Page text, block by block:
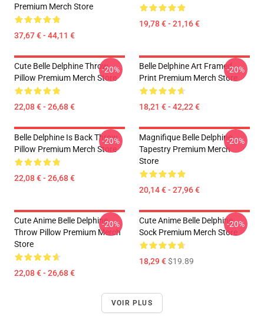
Premium Merch Store
37,67 € - 44,11 €
19,78 € - 21,16 €
Cute Belle Delphine Throw
Pillow Premium Merch Store
22,08 € - 26,68 €
-20%
Belle Delphine Art Framed
Print Premium Merch Store
18,21 € - 42,22 €
-20%
Belle Delphine Is Back Throw
Pillow Premium Merch Store
22,08 € - 26,68 €
-20%
Magnifique Belle Delphine
Tapestry Premium Merch
Store
20,14 € - 27,96 €
-20%
Cute Anime Belle Delphine
Throw Pillow Premium Merch
Store
22,08 € - 26,68 €
-20%
Cute Anime Belle Delphine
Sock Premium Merch Store
18,29 €$19.89
-20%
VOIR PLUS